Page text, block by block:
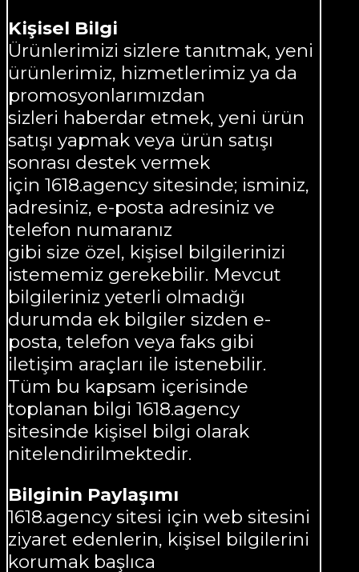
Kişisel Bilgi
Ürünlerimizi sizlere tanıtmak, yeni
ürünlerimiz, hizmetlerimiz ya da
promosyonlarımızdan
sizleri haberdar etmek, yeni ürün
satışı yapmak veya ürün satışı
sonrası destek vermek
için 1618.agency sitesinde; isminiz,
adresiniz, e-posta adresiniz ve
telefon numaranız
gibi size özel, kişisel bilgilerinizi
istememiz gerekebilir. Mevcut
bilgileriniz yeterli olmadığı
durumda ek bilgiler sizden e-
posta, telefon veya faks gibi
iletişim araçları ile istenebilir.
Tüm bu kapsam içerisinde
toplanan bilgi 1618.agency
sitesinde kişisel bilgi olarak
nitelendirilmektedir.
Bilginin Paylaşımı
1618.agency sitesi için web sitesini
ziyaret edenlerin, kişisel bilgilerini
korumak başlıca